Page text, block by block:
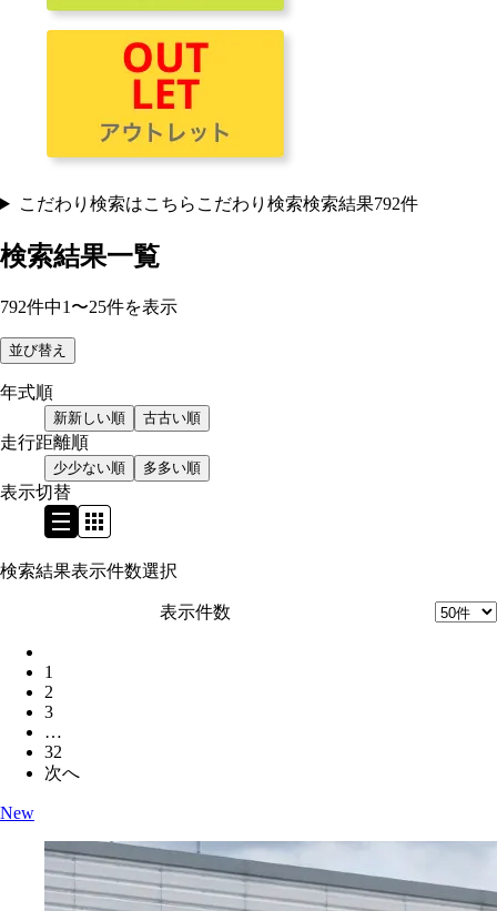
こだわり検索はこちら こだわり検索検索結果792件
検索結果一覧
792件中1 〜25件を表示
並び替え
年式順
新新しい順 古古い順
走行距離順
少少ない順 多多い順
表示切替
検索結果表示件数選択
表示件数
1
2
3
…
32
次へ
New